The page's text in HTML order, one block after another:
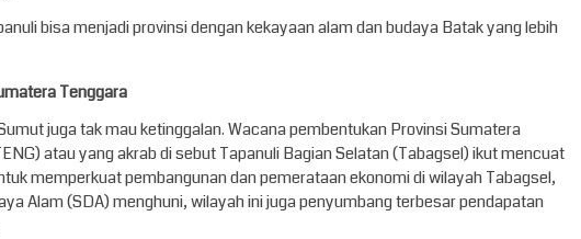
bisa menjadi provinsi dengan kekayaan alam dan budaya Batak yang lebih
Tenggara
juga tak mau ketinggalan. Wacana pembentukan Provinsi Sumatera
atau yang akrab di sebut Tapanuli Bagian Selatan (Tabagsel) ikut mencuat
memperkuat pembangunan dan pemerataan ekonomi di wilayah Tabagsel,
Alam (SDA) menghuni, wilayah ini juga penyumbang terbesar pendapatan